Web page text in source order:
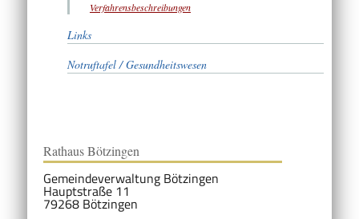
Verfahrensbeschreibungen
Links
Notruftafel / Gesundheitswesen
Rathaus Bötzingen
Gemeindeverwaltung Bötzingen
Hauptstraße 11
79268 Bötzingen